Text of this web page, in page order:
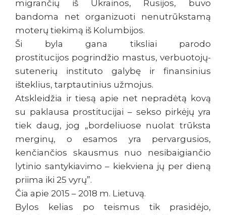
migrančių iš Ukrainos, Rusijos, buvo
bandoma net organizuoti nenutrūkstamą
moterų tiekimą iš Kolumbijos.
Ši byla gana tiksliai parodo
prostitucijos pogrindžio mastus, verbuotojų-
sutenerių instituto galybę ir finansinius
išteklius, tarptautinius užmojus.
Atskleidžia ir tiesą apie net nepradėtą kovą
su paklausa prostitucijai – sekso pirkėjų yra
tiek daug, jog „bordeliuose nuolat trūksta
merginų, o esamos yra pervargusios,
kenčiančios skausmus nuo nesibaigiančio
lytinio santykiavimo – kiekviena jų per dieną
priima iki 25 vyrų”.
Čia apie 2015 – 2018 m. Lietuvą.
Bylos kelias po teismus tik prasidėjo,